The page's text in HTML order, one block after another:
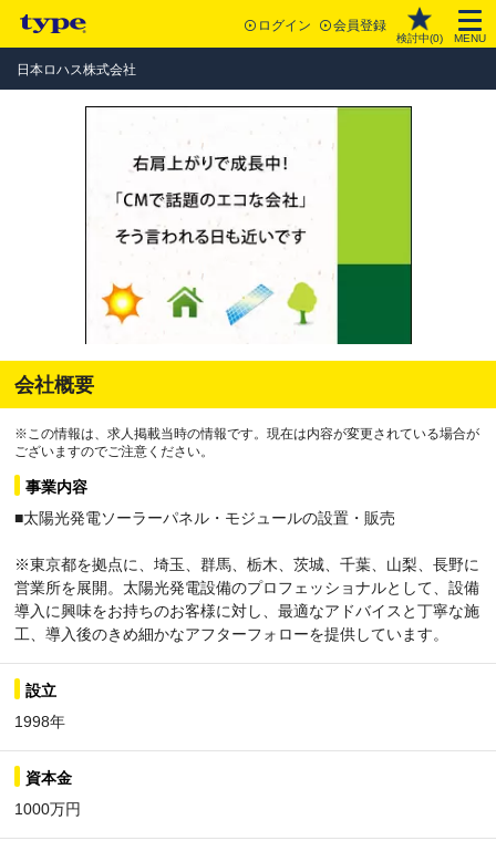
ログイン 会員登録
検討中(0) MENU
日本ロハス株式会社
会社概要
※この情報は、求人掲載当時の情報です。現在は内容が変更されている場合が
ございますのでご注意ください。
事業内容
■太陽光発電ソーラーパネル・モジュールの設置・販売
※東京都を拠点に、埼玉、群馬、栃木、茨城、千葉、山梨、長野に
営業所を展開。太陽光発電設備のプロフェッショナルとして、設備
導入に興味をお持ちのお客様に対し、最適なアドバイスと丁寧な施
工、導入後のきめ細かなアフターフォローを提供しています。
設立
1998年
資本金
1000万円